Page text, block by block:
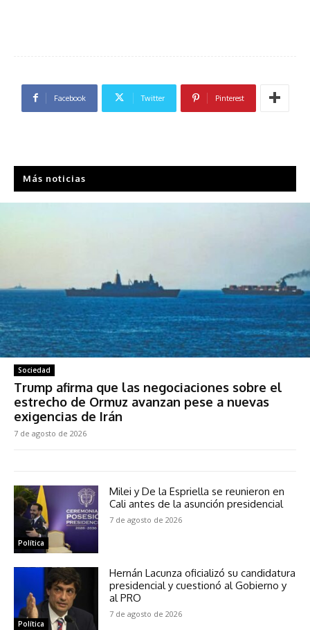
Facebook Twitter Pinterest
Más noticias
Sociedad
Trump afirma que las negociaciones sobre el
estrecho de Ormuz avanzan pese a nuevas
exigencias de Irán
7 de agosto de 2026
Política
Milei y De la Espriella se reunieron en
Cali antes de la asunción presidencial
7 de agosto de 2026
Política
Hernán Lacunza oficializó su candidatura
presidencial y cuestionó al Gobierno y
al PRO
7 de agosto de 2026